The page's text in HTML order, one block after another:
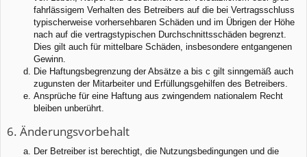
fahrlässigem Verhalten des Betreibers auf die bei Vertragsschluss
typischerweise vorhersehbaren Schäden und im Übrigen der Höhe
nach auf die vertragstypischen Durchschnittsschäden begrenzt.
Dies gilt auch für mittelbare Schäden, insbesondere entgangenen
Gewinn.
Die Haftungsbegrenzung der Absätze a bis c gilt sinngemäß auch
zugunsten der Mitarbeiter und Erfüllungsgehilfen des Betreibers.
Ansprüche für eine Haftung aus zwingendem nationalem Recht
bleiben unberührt.
6. Änderungsvorbehalt
Der Betreiber ist berechtigt, die Nutzungsbedingungen und die